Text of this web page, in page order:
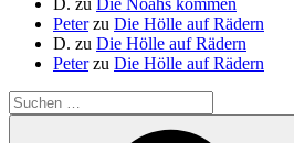
Peterzu Die Hölle auf Rädern
D. zu Die Hölle auf Rädern
Peterzu Die Hölle auf Rädern
Suche
nach: